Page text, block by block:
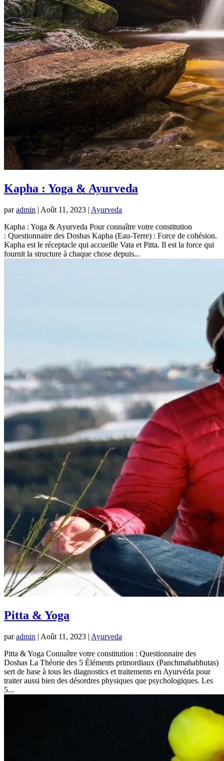
Kapha : Yoga & Ayurveda
paradmin | Août 11, 2023 | Ayurveda
Kapha : Yoga & Ayurveda Pour connaître votre constitution
: Questionnaire des Doshas Kapha (Eau-Terre) : Force de cohésion.
Kapha est le réceptacle qui accueille Vata et Pitta. Il est la force qui
fournit la structure à chaque chose depuis...
Pitta & Yoga
paradmin | Août 11, 2023 | Ayurveda
Pitta & Yoga Connaître votre constitution : Questionnaire des
Doshas La Théorie des 5 Éléments primordiaux (Panchmahabhutas)
sert de base à tous les diagnostics et traitements en Ayurvéda pour
traiter aussi bien des désordres physiques que psychologiques. Les
5...